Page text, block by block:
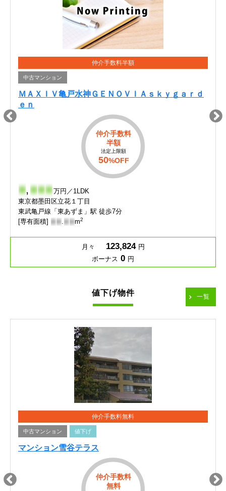
仲介手数料半額
中古マンション
ＭＡＸＩＶ亀戸水神ＧＥＮＯＶＩＡｓｋｙｇａｒｄ
ｅｎ
仲介手数料
半額
法定上限額
50%OFF
- ,- - - 万円／1LDK
東京都墨田区立花１丁目
東武亀戸線「東あずま」駅 徒歩7分
[専有面積] - - .- - m2
月々 123,824 円
ボーナス 0 円
値下げ物件 一覧
仲介手数料無料
中古マンション 値下げ
マンション雪谷テラス
仲介手数料
無料